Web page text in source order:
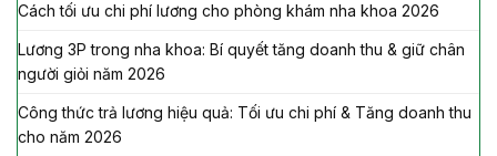
Cách tối ưu chi phí lương cho phòng khám nha khoa 2026
Lương 3P trong nha khoa: Bí quyết tăng doanh thu & giữ chân
người giỏi năm 2026
Công thức trả lương hiệu quả: Tối ưu chi phí & Tăng doanh thu
cho năm 2026